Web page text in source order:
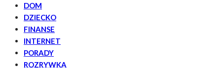
DOM
DZIECKO
FINANSE
INTERNET
PORADY
ROZRYWKA